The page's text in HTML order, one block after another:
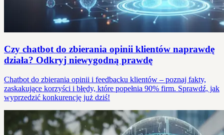
Czy chatbot do zbierania opinii klientów naprawdę
działa? Odkryj niewygodną prawdę
Chatbot do zbierania opinii i feedbacku klientów – poznaj fakty,
zaskakujące korzyści i błędy, które popełnia 90% firm. Sprawdź, jak
wyprzedzić konkurencję już dziś!